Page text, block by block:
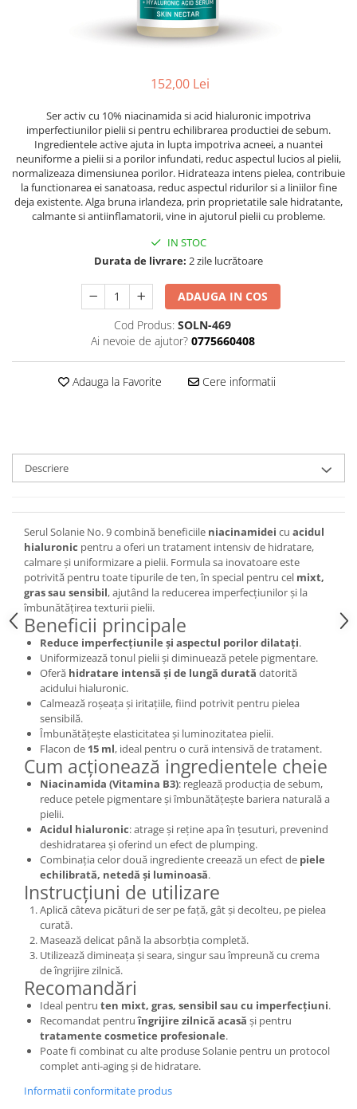
152,00 Lei
Ser activ cu 10% niacinamida si acid hialuronic impotriva
imperfectiunilor pielii si pentru echilibrarea productiei de sebum.
Ingredientele active ajuta in lupta impotriva acneei, a nuantei
neuniforme a pielii si a porilor infundati, reduc aspectul lucios al pielii,
normalizeaza dimensiunea porilor. Hidrateaza intens pielea, contribuie
la functionarea ei sanatoasa, reduc aspectul ridurilor si a liniilor fine
deja existente. Alga bruna irlandeza, prin proprietatile sale hidratante,
calmante si antiinflamatorii, vine in ajutorul pielii cu probleme.
IN STOC
Durata de livrare: 2 zile lucrătoare
ADAUGA IN COS
Cod Produs: SOLN-469
Ai nevoie de ajutor? 0775660408
Adauga la Favorite Cere informatii
Descriere
Serul Solanie No. 9 combină beneficiile niacinamidei cu acidul
hialuronic pentru a oferi un tratament intensiv de hidratare,
calmare și uniformizare a pielii. Formula sa inovatoare este
potrivită pentru toate tipurile de ten, în special pentru cel mixt,
gras sau sensibil, ajutând la reducerea imperfecțiunilor și la
îmbunătățirea texturii pielii.
Beneficii principale
Reduce imperfecțiunile și aspectul porilor dilatați.
Uniformizează tonul pielii și diminuează petele pigmentare.
Oferă hidratare intensă și de lungă durată datorită
acidului hialuronic.
Calmează roșeața și iritațiile, fiind potrivit pentru pielea
sensibilă.
Îmbunătățește elasticitatea și luminozitatea pielii.
Flacon de 15 ml, ideal pentru o cură intensivă de tratament.
Cum acționează ingredientele cheie
Niacinamida (Vitamina B3): reglează producția de sebum,
reduce petele pigmentare și îmbunătățește bariera naturală a
pielii.
Acidul hialuronic: atrage și reține apa în țesuturi, prevenind
deshidratarea și oferind un efect de plumping.
Combinația celor două ingrediente creează un efect de piele
echilibrată, netedă și luminoasă.
Instrucțiuni de utilizare
Aplică câteva picături de ser pe față, gât și decolteu, pe pielea
curată.
Masează delicat până la absorbția completă.
Utilizează dimineața și seara, singur sau împreună cu crema
de îngrijire zilnică.
Recomandări
Ideal pentru ten mixt, gras, sensibil sau cu imperfecțiuni.
Recomandat pentruîngrijire zilnică acasă și pentru
tratamente cosmetice profesionale.
Poate fi combinat cu alte produse Solanie pentru un protocol
complet anti-aging și de hidratare.
Informatii conformitate produs